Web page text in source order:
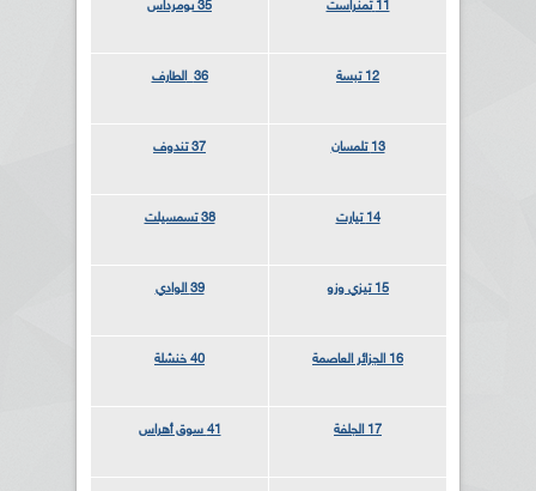
11 تمنراست 35 بومرداس
12 تبسة 36 الطارف
13 تلمسان 37 تندوف
14 تيارت 38 تسمسيلت
15 تيزي وزو 39 الوادي
16 الجزائر العاصمة 40 خنشلة
17 الجلفة 41 سوق أهراس